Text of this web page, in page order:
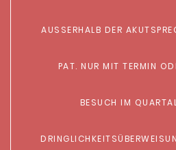
AUSSERHALB DER
PAT. NUR MIT TERMIN
ESUCH IM QUARTAL